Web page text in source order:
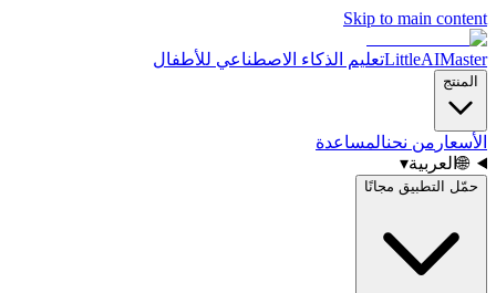
Skip to main content
LittleAIMasterتعليم الذكاء الاصطناعي للأطفال
المنتج
الأسعار من نحنالمساعدة
🌐العربية▾
حمّل التطبيق مجانًا